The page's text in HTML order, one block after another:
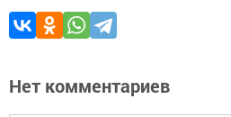
Нет комментариев